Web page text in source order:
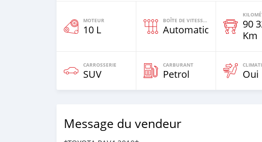
MOTEUR
10 L
BOÎTE DE VITESSES
Automatique
90
Km
CARROSSERIE
SUV
CARBURANT
Petrol Oui
Message du vendeur